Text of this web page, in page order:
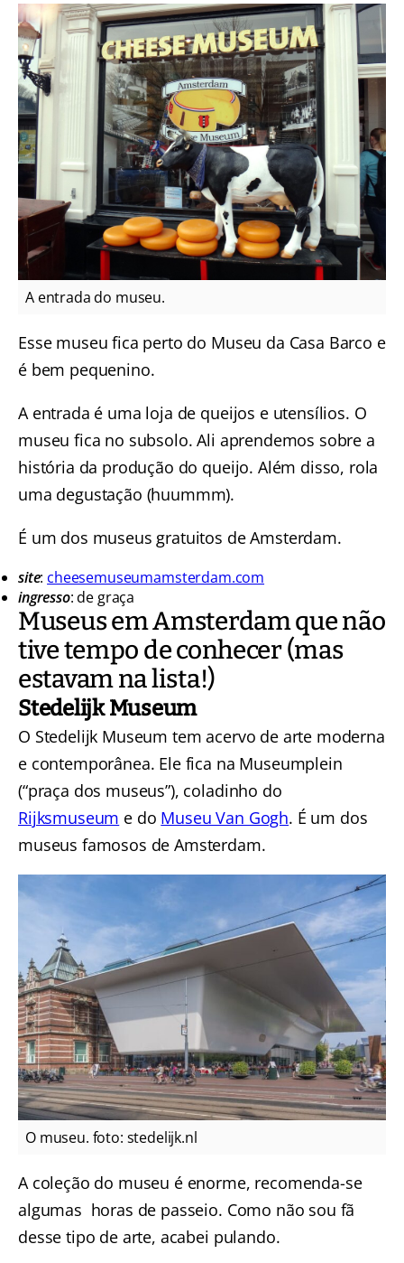
A entrada do museu.
Esse museu fica perto do Museu da Casa Barco e
é bem pequenino.
A entrada é uma loja de queijos e utensílios. O
museu fica no subsolo. Ali aprendemos sobre a
história da produção do queijo. Além disso, rola
uma degustação (huummm).
É um dos museus gratuitos de Amsterdam.
site: cheesemuseumamsterdam.com
ingresso: de graça
Museus em Amsterdam que não
tive tempo de conhecer (mas
estavam na lista!)
Stedelijk Museum
O Stedelijk Museum tem acervo de arte moderna
e contemporânea. Ele fica na Museumplein
(“praça dos museus”), coladinho do
Rijksmuseum e do Museu Van Gogh. É um dos
museus famosos de Amsterdam.
O museu. foto: stedelijk.nl
A coleção do museu é enorme, recomenda-se
algumas horas de passeio. Como não sou fã
desse tipo de arte, acabei pulando.